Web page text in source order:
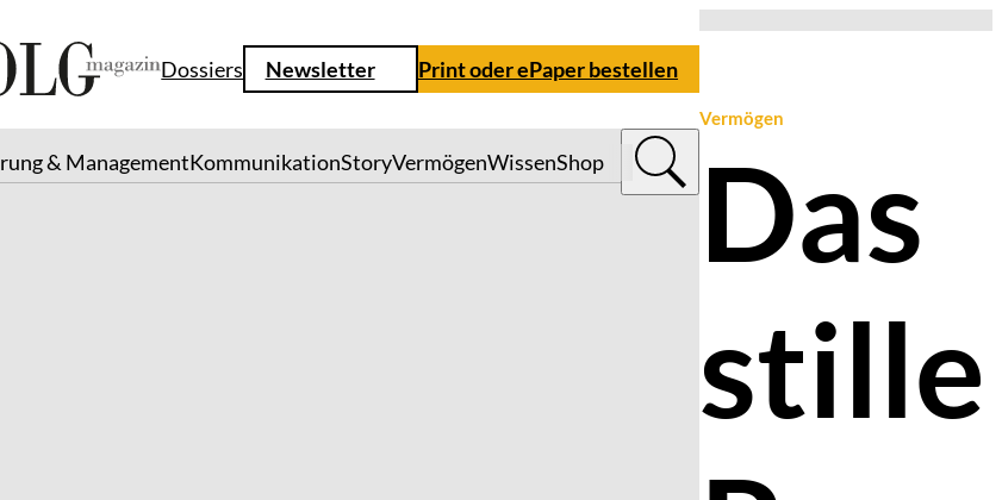
Dossiers Newsletter Print oder ePaper bestellen
& ManagementKommunikationStoryVermögenWissenShop
Vermögen
Das
stille